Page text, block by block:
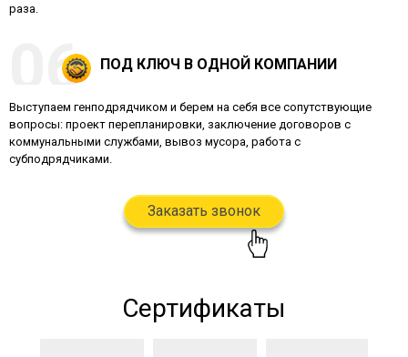
раза.
ПОД КЛЮЧ В ОДНОЙ КОМПАНИИ
Выступаем генподрядчиком и берем на себя все сопутствующие
вопросы: проект перепланировки, заключение договоров с
коммунальными службами, вывоз мусора, работа с
субподрядчиками.
Заказать звонок
Сертификаты